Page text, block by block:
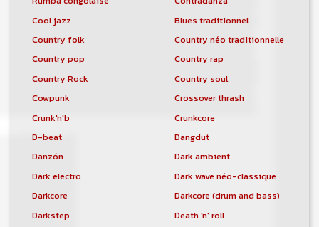
Cool jazz
Blues traditionnel
Country folk
Country néo traditionnelle
Country pop
Country rap
Country Rock
Country soul
Cowpunk
Crossover thrash
Crunk'n'b
Crunkcore
D-beat
Dangdut
Danzón
Dark ambient
Dark electro
Dark wave néo-classique
Darkcore
Darkcore (drum and bass)
Darkstep
Death 'n' roll